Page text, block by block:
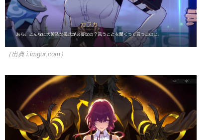
（出典 i.imgur.com）